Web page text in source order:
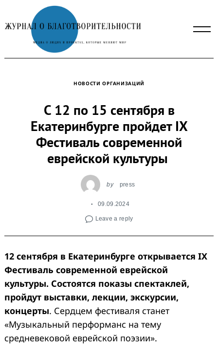
to
content
НОВОСТИ ОРГАНИЗАЦИЙ
С 12 по 15 сентября в
Екатеринбурге пройдет IX
Фестиваль современной
еврейской культуры
by press
09.09.2024
Leave a reply
12 сентября в Екатеринбурге открывается IX
Фестиваль современной еврейской
культуры. Состоятся показы спектаклей,
пройдут выставки, лекции, экскурсии,
концерты. Сердцем фестиваля станет
«Музыкальный перформанс на тему
средневековой еврейской поэзии».